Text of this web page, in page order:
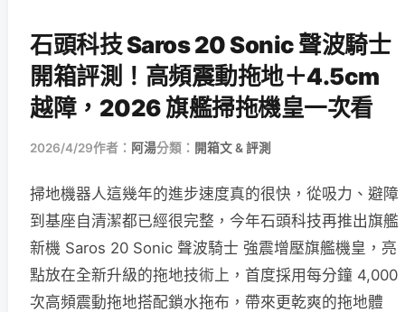
石頭科技 Saros 20 Sonic 聲波騎士
開箱評測！高頻震動拖地＋4.5cm
越障，2026 旗艦掃拖機皇一次看
2026/4/29作者： 阿湯分類： 開箱文 & 評測
掃地機器人這幾年的進步速度真的很快，從吸力、避障
到基座自清潔都已經很完整，今年石頭科技再推出旗艦
新機 Saros 20 Sonic 聲波騎士 強震增壓旗艦機皇，亮
點放在全新升級的拖地技術上，首度採用每分鐘 4,000
次高頻震動拖地搭配鎖水拖布，帶來更乾爽的拖地體